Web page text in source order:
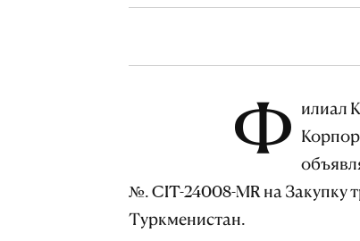
Ф илиал
№. CIT-24008-MR на Закупку
Туркменистан.